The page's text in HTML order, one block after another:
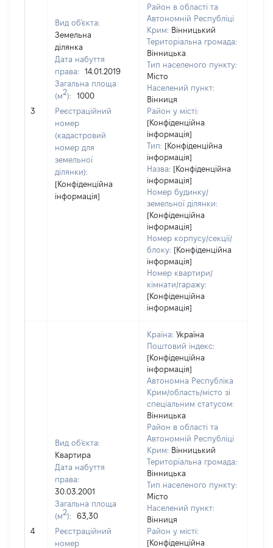
3
Вид об'єкта:
Земельна
ділянка
Дата набуття
права:
14.01.2019
Загальна площа
(м2):
1000
Реєстраційний
номер
(кадастровий
номер для
земельної
ділянки):
[Конфіденційна
інформація]
Район в області та
Автономній Республіці
Крим: Вінницький
Територіальна громада:
Вінницька
Тип населеного пункту:
Місто
Населений пункт:
Вінниця
Район у місті:
[Конфіденційна
інформація]
Тип: [Конфіденційна
інформація]
Назва: [Конфіденційна
інформація]
Номер будинку/
земельної ділянки:
[Конфіденційна
інформація]
Номер корпусу/секції/
блоку: [Конфіденційна
інформація]
Номер квартири/
кімнати/гаражу:
[Конфіденційна
інформація]
4
Вид об'єкта:
Квартира
Дата набуття
права:
30.03.2001
Загальна площа
(м2):
63,30
Реєстраційний
номер
Країна: Україна
Поштовий індекс:
[Конфіденційна
інформація]
Автономна Республіка
Крим/область/місто зі
спеціальним статусом:
Вінницька
Район в області та
Автономній Республіці
Крим: Вінницький
Територіальна громада:
Вінницька
Тип населеного пункту:
Місто
Населений пункт:
Вінниця
Район у місті:
[Конфіденційна